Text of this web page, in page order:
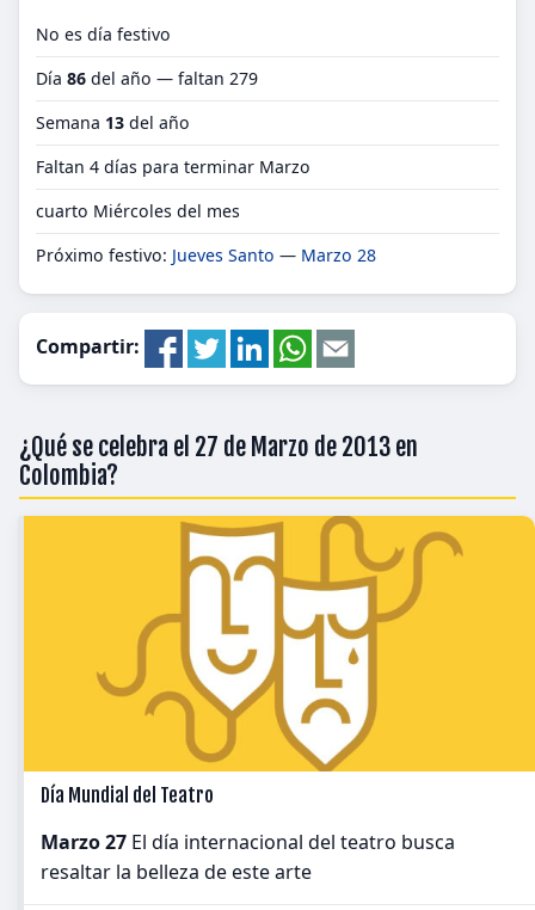
No es día festivo
Día 86 del año — faltan 279
Semana 13 del año
Faltan 4 días para terminar Marzo
cuarto Miércoles del mes
Próximo festivo: Jueves Santo — Marzo 28
Compartir:
¿Qué se celebra el 27 de Marzo de 2013 en
Colombia?
Día Mundial del Teatro
Marzo 27 El día internacional del teatro busca
resaltar la belleza de este arte